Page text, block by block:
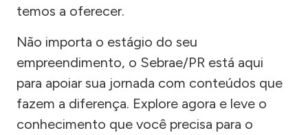
temos a oferecer.
Não importa o estágio do seu
empreendimento, o Sebrae/PR está aqui
para apoiar sua jornada com conteúdos que
fazem a diferença. Explore agora e leve o
conhecimento que você precisa para o